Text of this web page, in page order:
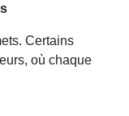
Certains
où chaque